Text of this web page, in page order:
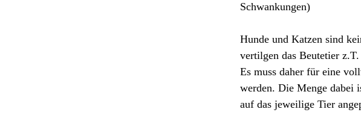
Schwankungen)
Hunde und Katzen sind
vertilgen das Beutetier
Es muss daher für eine
werden. Die Menge dabei
auf das jeweilige Tier